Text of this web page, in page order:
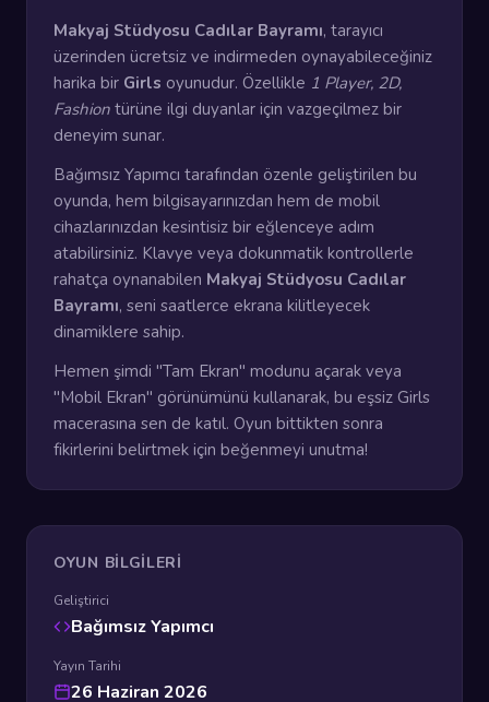
Makyaj Stüdyosu Cadılar Bayramı, tarayıcı
üzerinden ücretsiz ve indirmeden oynayabileceğiniz
harika bir Girls oyunudur. Özellikle 1 Player, 2D,
Fashion türüne ilgi duyanlar için vazgeçilmez bir
deneyim sunar.
Bağımsız Yapımcı tarafından özenle geliştirilen bu
oyunda, hem bilgisayarınızdan hem de mobil
cihazlarınızdan kesintisiz bir eğlenceye adım
atabilirsiniz. Klavye veya dokunmatik kontrollerle
rahatça oynanabilen Makyaj Stüdyosu Cadılar
Bayramı, seni saatlerce ekrana kilitleyecek
dinamiklere sahip.
Hemen şimdi "Tam Ekran" modunu açarak veya
"Mobil Ekran" görünümünü kullanarak, bu eşsiz Girls
macerasına sen de katıl. Oyun bittikten sonra
fikirlerini belirtmek için beğenmeyi unutma!
OYUN BILGILERI
Geliştirici
Bağımsız Yapımcı
Yayın Tarihi
26 Haziran 2026